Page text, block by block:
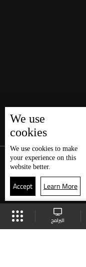
البرامج
We use
cookies
We use cookies to make
your experience on this
website better.
Accept Learn More
البث المباشر